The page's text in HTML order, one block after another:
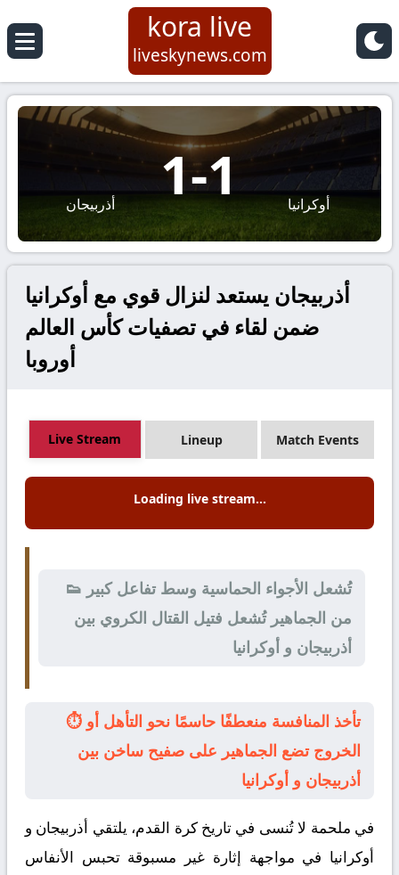
kora live
liveskynews.com
أذربيجان 1-1 أوكرانيا
أذربيجان يستعد لنزال قوي مع أوكرانيا
ضمن لقاء في تصفيات كأس العالم
أوروبا
Live Stream Lineup Match Events
Loading live stream...
👟 تُشعل الأجواء الحماسية وسط تفاعل كبير
من الجماهير تُشعل فتيل القتال الكروي بين
أذربيجان و أوكرانيا
⏱️ تأخذ المنافسة منعطفًا حاسمًا نحو التأهل أو
الخروج تضع الجماهير على صفيح ساخن بين
أذربيجان و أوكرانيا
في ملحمة لا تُنسى في تاريخ كرة القدم، يلتقي أذربيجان و
أوكرانيا في مواجهة إثارة غير مسبوقة تحبس الأنفاس